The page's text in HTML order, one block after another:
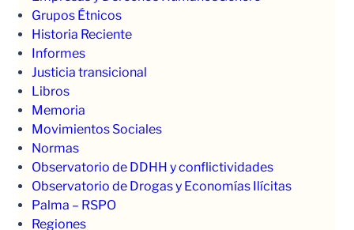
Grupos Étnicos
Historia Reciente
Informes
Justicia transicional
Libros
Memoria
Movimientos Sociales
Normas
Observatorio de DDHH y conflictividades
Observatorio de Drogas y Economías Ilícitas
Palma – RSPO
Regiones